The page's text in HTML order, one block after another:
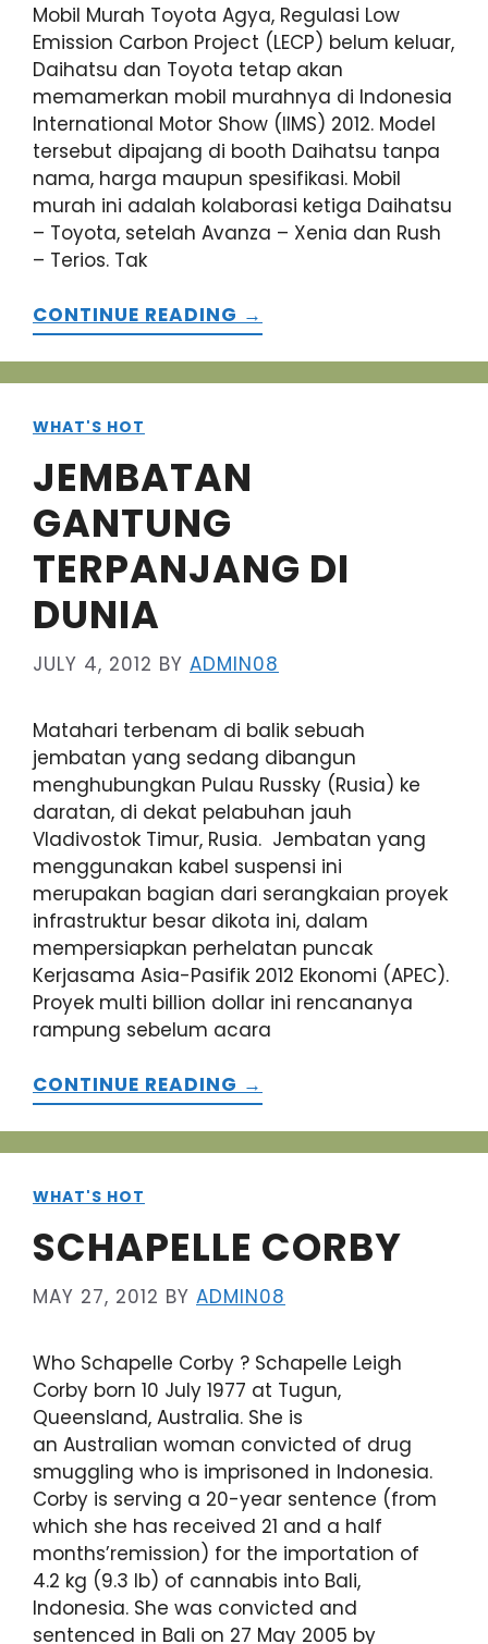
Mobil Murah Toyota Agya, Regulasi Low
Emission Carbon Project (LECP) belum keluar,
Daihatsu dan Toyota tetap akan
memamerkan mobil murahnya di Indonesia
International Motor Show (IIMS) 2012. Model
tersebut dipajang di booth Daihatsu tanpa
nama, harga maupun spesifikasi. Mobil
murah ini adalah kolaborasi ketiga Daihatsu
– Toyota, setelah Avanza – Xenia dan Rush
– Terios. Tak
CONTINUE READING →
WHAT'S HOT
JEMBATAN
GANTUNG
TERPANJANG DI
DUNIA
JULY 4, 2012 BY ADMIN08
Matahari terbenam di balik sebuah
jembatan yang sedang dibangun
menghubungkan Pulau Russky (Rusia) ke
daratan, di dekat pelabuhan jauh
Vladivostok Timur, Rusia. Jembatan yang
menggunakan kabel suspensi ini
merupakan bagian dari serangkaian proyek
infrastruktur besar dikota ini, dalam
mempersiapkan perhelatan puncak
Kerjasama Asia-Pasifik 2012 Ekonomi (APEC).
Proyek multi billion dollar ini rencananya
rampung sebelum acara
CONTINUE READING →
WHAT'S HOT
SCHAPELLE CORBY
MAY 27, 2012 BY ADMIN08
Who Schapelle Corby ? Schapelle Leigh
Corby born 10 July 1977 at Tugun,
Queensland, Australia. She is
an Australian woman convicted of drug
smuggling who is imprisoned in Indonesia.
Corby is serving a 20-year sentence (from
which she has received 21 and a half
months’remission) for the importation of
4.2 kg (9.3 lb) of cannabis into Bali,
Indonesia. She was convicted and
sentenced in Bali on 27 May 2005 by